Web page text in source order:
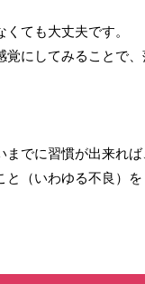
ても大丈夫です。
覚にしてみることで、
までに習慣が出来れば
と（いわゆる不良）を